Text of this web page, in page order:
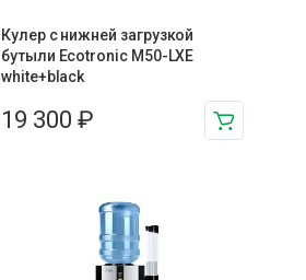
Кулер с нижней загрузкой
бутыли Ecotronic M50-LXE
white+black
19 300 ₽